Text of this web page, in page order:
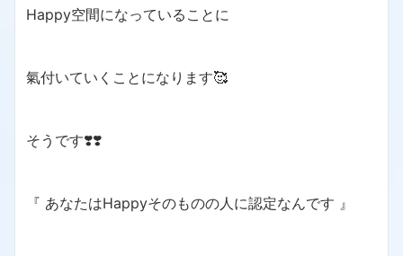
Happy空間になっていることに
氣付いていくことになります🥰
そうです❣️❣️
『 あなたはHappyそのものの人に認定なんです 』